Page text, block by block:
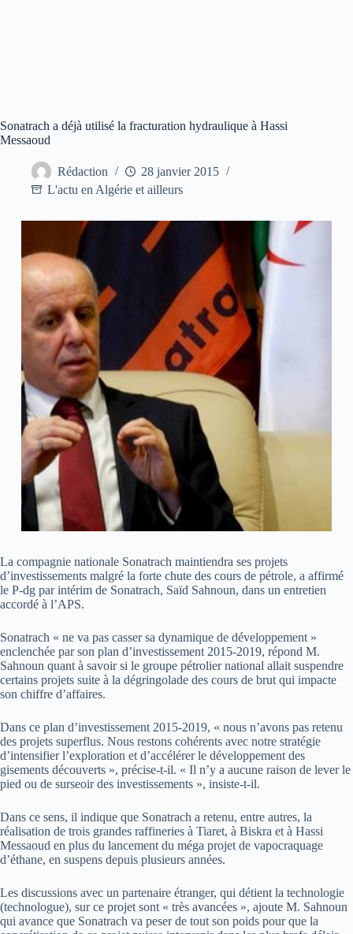
Sonatrach a déjà utilisé la fracturation hydraulique à Hassi
Messaoud
Rédaction
28 janvier 2015
L'actu en Algérie et ailleurs
La compagnie nationale Sonatrach maintiendra ses projets
d’investissements malgré la forte chute des cours de pétrole, a affirmé
le P-dg par intérim de Sonatrach, Saïd Sahnoun, dans un entretien
accordé à l’APS.
Sonatrach « ne va pas casser sa dynamique de développement »
enclenchée par son plan d’investissement 2015-2019, répond M.
Sahnoun quant à savoir si le groupe pétrolier national allait suspendre
certains projets suite à la dégringolade des cours de brut qui impacte
son chiffre d’affaires.
Dans ce plan d’investissement 2015-2019, « nous n’avons pas retenu
des projets superflus. Nous restons cohérents avec notre stratégie
d’intensifier l’exploration et d’accélérer le développement des
gisements découverts », précise-t-il. « Il n’y a aucune raison de lever le
pied ou de surseoir des investissements », insiste-t-il.
Dans ce sens, il indique que Sonatrach a retenu, entre autres, la
réalisation de trois grandes raffineries à Tiaret, à Biskra et à Hassi
Messaoud en plus du lancement du méga projet de vapocraquage
d’éthane, en suspens depuis plusieurs années.
Les discussions avec un partenaire étranger, qui détient la technologie
(technologue), sur ce projet sont « très avancées », ajoute M. Sahnoun
qui avance que Sonatrach va peser de tout son poids pour que la